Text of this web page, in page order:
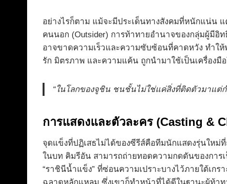
อย่างไรก็ตาม แม้จะมีประเด็นทางสังคมที่หนักแน่น
คนนอก (Outsider) การท้าทายอำนาจของกลุ่มผู้มีอิ
อาจขาดความเร็วและความซับซ้อนที่คาดหวัง ทำใ
รัก มิตรภาพ และความแค้น ถูกนำมาใช้เป็นเครื่อง
“ในโลกของจูชิน ชนชั้นไม่ใช่แค่สิ่งที่ติดตัวมาแต่
การแสดงและตัวละคร (Casting &
จุดแข็งที่ปฏิเสธไม่ได้ของซีรีส์คือทีมนักแสดงรุ่นให
ในบท คิมรีอัน สามารถถ่ายทอดความกดดันของกา
“ราชินีน้ำแข็ง” ที่ซ่อนความเปราะบางไว้ภายใต้เก